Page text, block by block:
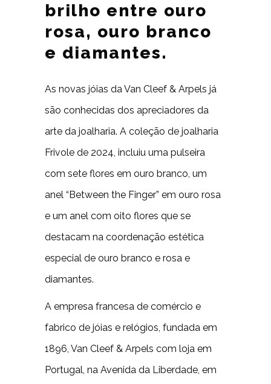
brilho entre ouro
rosa, ouro branco
e diamantes.
As novas jóias da Van Cleef & Arpels já
são conhecidas dos apreciadores da
arte da joalharia. A coleção de joalharia
Frivole de 2024, incluiu uma pulseira
com sete flores em ouro branco, um
anel “Between the Finger” em ouro rosa
e um anel com oito flores que se
destacam na coordenação estética
especial de ouro branco e rosa e
diamantes.
A empresa francesa de comércio e
fabrico de jóias e relógios, fundada em
1896, Van Cleef & Arpels com loja em
Portugal, na Avenida da Liberdade, em